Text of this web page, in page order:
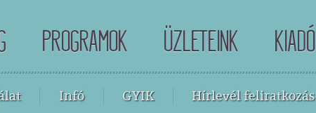
PROGRAMOK ÜZLETEINK KIADÓ
Infó GYIK Hírlevél feliratkozás